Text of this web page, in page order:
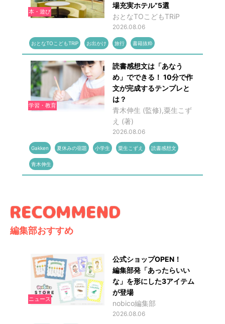
本・遊び
場充実ホテル”5選
おとなTOこどもTRiP
2026.08.06
おとなTOこどもTRiP お出かけ 旅行 書籍抜粋
学習・教育
読書感想文は「あなう
め」でできる！ 10分で作
文が完成するテンプレと
は？
青木伸生 (監修),粟生こず
え (著)
2026.08.06
Gakken 夏休みの宿題 小学生 粟生こずえ 読書感想文
青木伸生
編集部おすすめ
ニュース
公式ショップOPEN！
編集部発「あったらいい
な」を形にした3アイテム
が登場
nobico編集部
2026.08.06